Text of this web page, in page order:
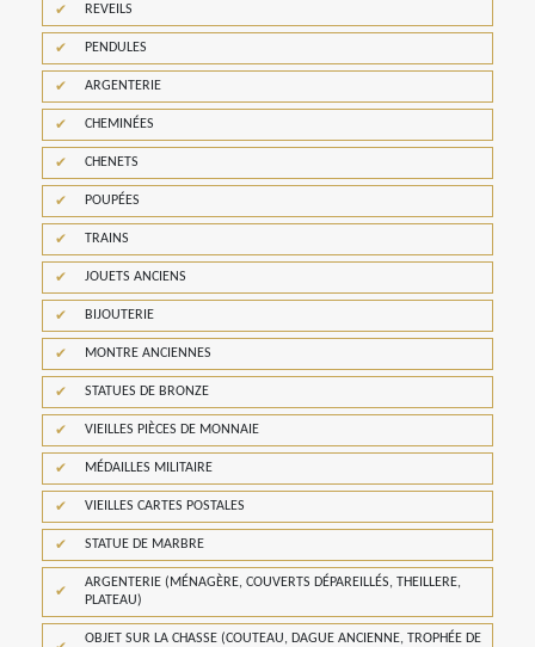
REVEILS
PENDULES
ARGENTERIE
CHEMINÉES
CHENETS
POUPÉES
TRAINS
JOUETS ANCIENS
BIJOUTERIE
MONTRE ANCIENNES
STATUES DE BRONZE
VIEILLES PIÈCES DE MONNAIE
MÉDAILLES MILITAIRE
VIEILLES CARTES POSTALES
STATUE DE MARBRE
ARGENTERIE (MÉNAGÈRE, COUVERTS DÉPAREILLÉS, THEILLERE,
PLATEAU)
OBJET SUR LA CHASSE (COUTEAU, DAGUE ANCIENNE, TROPHÉE DE